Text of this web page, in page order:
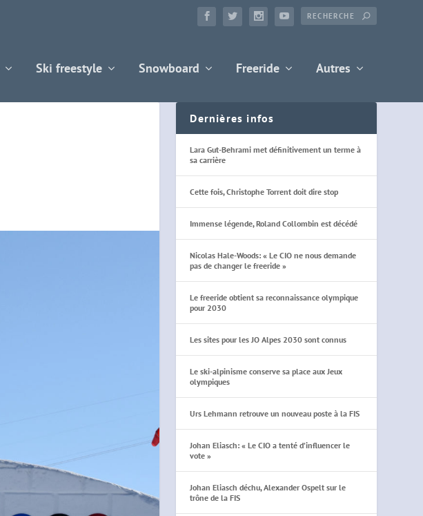
Ski freestyle Snowboard Freeride Autres
Dernières infos
Lara Gut-Behrami met définitivement un terme à
sa carrière
Cette fois, Christophe Torrent doit dire stop
Immense légende, Roland Collombin est décédé
Nicolas Hale-Woods: « Le CIO ne nous demande
pas de changer le freeride »
Le freeride obtient sa reconnaissance olympique
pour 2030
Les sites pour les JO Alpes 2030 sont connus
Le ski-alpinisme conserve sa place aux Jeux
olympiques
Urs Lehmann retrouve un nouveau poste à la FIS
Johan Eliasch: « Le CIO a tenté d’influencer le
vote »
Johan Eliasch déchu, Alexander Ospelt sur le
trône de la FIS